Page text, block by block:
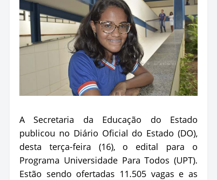
A Secretaria da Educação do Estado
publicou no Diário Oficial do Estado (DO),
desta terça-feira (16), o edital para o
Programa Universidade Para Todos (UPT).
Estão sendo ofertadas 11.505 vagas e as